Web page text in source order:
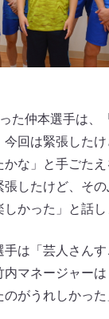
た仲本選手は、
回は緊張した
な」と手ごた
したけど、そ
かった」と話し
手は「芸人さん
内マネージャー
がうれしかっ